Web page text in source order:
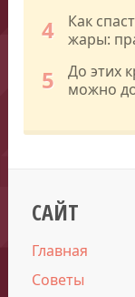
4
Как
жары:
5
До этих
можно
САЙТ
Главная
Советы